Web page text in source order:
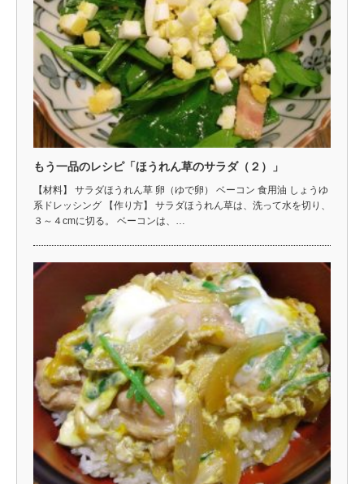
もう一品のレシピ「ほうれん草のサラダ（２）」
【材料】 サラダほうれん草 卵（ゆで卵） ベーコン 食用油 しょうゆ
系ドレッシング 【作り方】 サラダほうれん草は、洗って水を切り、
３～４cmに切る。 ベーコンは、…